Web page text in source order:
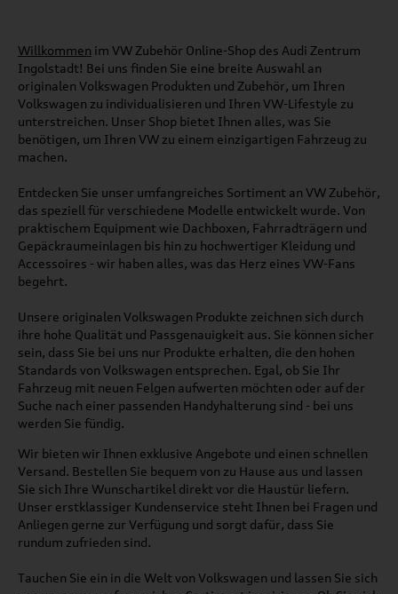
Willkommen im VW Zubehör Online-Shop des Audi Zentrum
Ingolstadt! Bei uns finden Sie eine breite Auswahl an
originalen Volkswagen Produkten und Zubehör, um Ihren
Volkswagen zu individualisieren und Ihren VW-Lifestyle zu
unterstreichen. Unser Shop bietet Ihnen alles, was Sie
benötigen, um Ihren VW zu einem einzigartigen Fahrzeug zu
machen.
Entdecken Sie unser umfangreiches Sortiment an VW Zubehör,
das speziell für verschiedene Modelle entwickelt wurde. Von
praktischem Equipment wie Dachboxen, Fahrradträgern und
Gepäckraumeinlagen bis hin zu hochwertiger Kleidung und
Accessoires - wir haben alles, was das Herz eines VW-Fans
begehrt.
Unsere originalen Volkswagen Produkte zeichnen sich durch
ihre hohe Qualität und Passgenauigkeit aus. Sie können sicher
sein, dass Sie bei uns nur Produkte erhalten, die den hohen
Standards von Volkswagen entsprechen. Egal, ob Sie Ihr
Fahrzeug mit neuen Felgen aufwerten möchten oder auf der
Suche nach einer passenden Handyhalterung sind - bei uns
werden Sie fündig.
Wir bieten wir Ihnen exklusive Angebote und einen schnellen
Versand. Bestellen Sie bequem von zu Hause aus und lassen
Sie sich Ihre Wunschartikel direkt vor die Haustür liefern.
Unser erstklassiger Kundenservice steht Ihnen bei Fragen und
Anliegen gerne zur Verfügung und sorgt dafür, dass Sie
rundum zufrieden sind.
Tauchen Sie ein in die Welt von Volkswagen und lassen Sie sich